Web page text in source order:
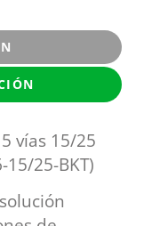
vías 15/25
15/25-BKT)